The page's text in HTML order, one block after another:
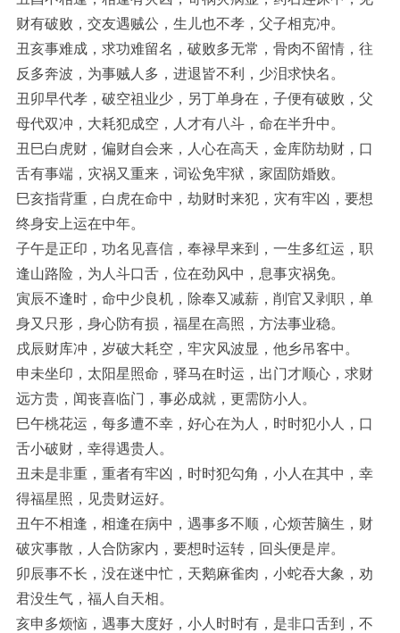
财有破败，交友遇贼公，生儿也不孝，父子相克冲。
丑亥事难成，求功难留名，破败多无常，骨肉不留情，往
反多奔波，为事贼人多，进退皆不利，少泪求快名。
丑卯早代孝，破空祖业少，另丁单身在，子便有破败，父
母代双冲，大耗犯成空，人才有八斗，命在半升中。
丑巳白虎财，偏财自会来，人心在高天，金库防劫财，口
舌有事端，灾祸又重来，词讼免牢狱，家固防婚败。
巳亥指背重，白虎在命中，劫财时来犯，灾有牢凶，要想
终身安上运在中年。
子午是正印，功名见喜信，奉禄早来到，一生多红运，职
逢山路险，为人斗口舌，位在劲风中，息事灾祸免。
寅辰不逢时，命中少良机，除奉又减薪，削官又剥职，单
身又只形，身心防有损，福星在高照，方法事业稳。
戌辰财库冲，岁破大耗空，牢灾风波显，他乡吊客中。
申未坐印，太阳星照命，驿马在时运，出门才顺心，求财
远方贵，闻丧喜临门，事必成就，更需防小人。
巳午桃花运，每多遭不幸，好心在为人，时时犯小人，口
舌小破财，幸得遇贵人。
丑未是非重，重者有牢凶，时时犯勾角，小人在其中，幸
得福星照，见贵财运好。
丑午不相逢，相逢在病中，遇事多不顺，心烦苦脑生，财
破灾事散，人合防家内，要想时运转，回头便是岸。
卯辰事不长，没在迷中忙，天鹅麻雀肉，小蛇吞大象，劝
君没生气，福人自天相。
亥申多烦恼，遇事大度好，小人时时有，是非口舌到，不